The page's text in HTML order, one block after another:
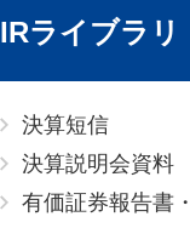
IRライブラリ
決算短信
決算説明会資料
有価証券報告書